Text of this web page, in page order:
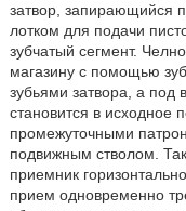
затвор, запирающийся
лотком для подачи
зубчатый сегмент.
магазину с помощью
зубьями затвора, а под
становится в исходное
промежуточными
подвижным стволом.
приемник
прием одновременно